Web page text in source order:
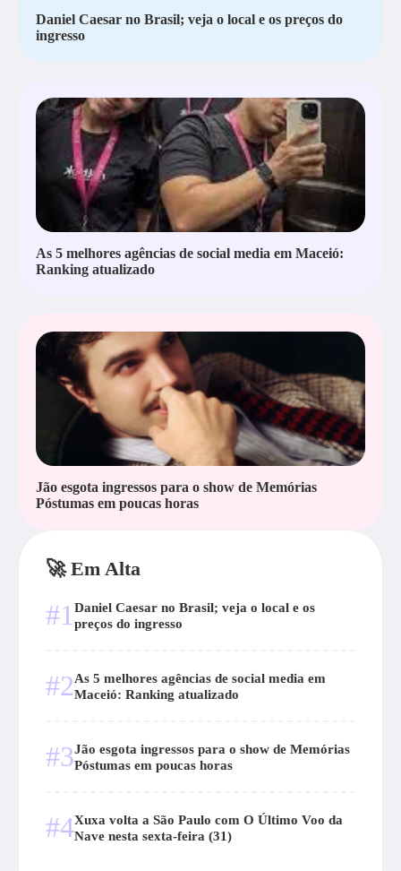
Daniel Caesar no Brasil; veja o local e os preços do
ingresso
As 5 melhores agências de social media em Maceió:
Ranking atualizado
Jão esgota ingressos para o show de Memórias
Póstumas em poucas horas
🚀 Em Alta
#1 Daniel Caesar no Brasil; veja o local e os
preços do ingresso
#2As 5 melhores agências de social media em
Maceió: Ranking atualizado
#3Jão esgota ingressos para o show de Memórias
Póstumas em poucas horas
#4Xuxa volta a São Paulo com O Último Voo da
Nave nesta sexta-feira (31)